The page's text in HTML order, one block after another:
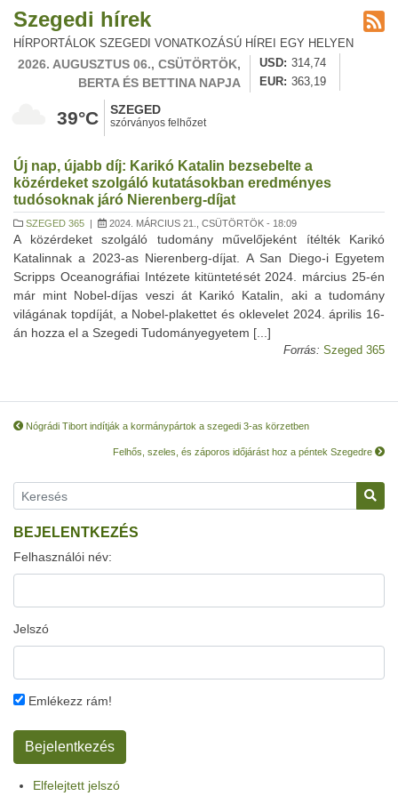
Szegedi hírek
HÍRPORTÁLOK SZEGEDI VONATKOZÁSÚ HÍREI EGY HELYEN
2026. AUGUSZTUS 06., CSÜTÖRTÖK,
BERTA ÉS BETTINA NAPJA
USD
314,74
EUR
363,19
39°C SZEGED
szórványos felhőzet
Új nap, újabb díj: Karikó Katalin bezsebelte a
közérdeket szolgáló kutatásokban eredményes
tudósoknak járó Nierenberg-díjat
SZEGED 365 | 2024. MÁRCIUS 21., CSÜTÖRTÖK - 18:09
A közérdeket szolgáló tudomány művelőjeként ítélték Karikó
Katalinnak a 2023-as Nierenberg-díjat. A San Diego-i Egyetem
Scripps Oceanográfiai Intézete kitüntetését 2024. március 25-én
már mint Nobel-díjas veszi át Karikó Katalin, aki a tudomány
világának topdíját, a Nobel-plakettet és oklevelet 2024. április 16-
án hozza el a Szegedi Tudományegyetem [...]
Forrás: Szeged 365
Nógrádi Tibort indítják a kormánypártok a szegedi 3-as körzetben
Felhős, szeles, és záporos időjárást hoz a péntek Szegedre
BEJELENTKEZÉS
Felhasználói név:
Jelszó
Emlékezz rám!
Elfelejtett jelszó